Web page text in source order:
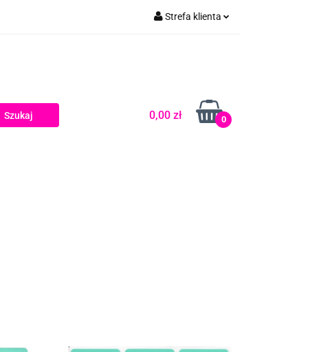
Strefa klienta
0,00 zł 0